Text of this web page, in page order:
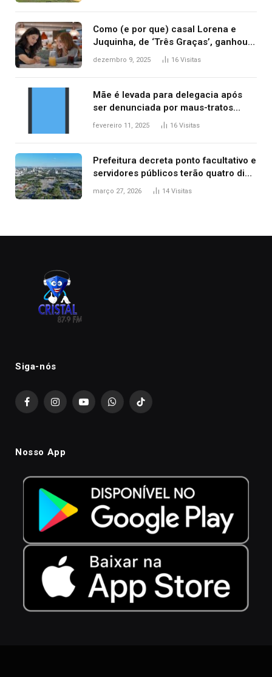
Como (e por que) casal Lorena e
Juquinha, de ‘Três Graças’, ganhou
repercussão internacional
dezembro 9, 2025 16 Visitas
Mãe é levada para delegacia após
ser denunciada por maus-tratos
contra dois filhos, diz polícia
fevereiro 11, 2025 16 Visitas
Prefeitura decreta ponto facultativo e
servidores públicos terão quatro dias
de folga na Semana Santa
março 27, 2026 14 Visitas
Siga-nós
FacebookInstagramYouTubeWhatsAppTikTok
Nosso App